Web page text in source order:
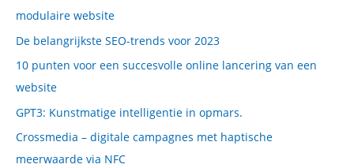
modulaire website
De belangrijkste SEO-trends voor 2023
10 punten voor een succesvolle online lancering van een
website
GPT3: Kunstmatige intelligentie in opmars.
Crossmedia – digitale campagnes met haptische
meerwaarde via NFC